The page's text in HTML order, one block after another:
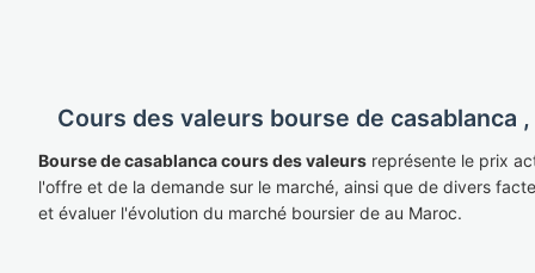
Cours des valeurs bourse de casablanca
Bourse de casablanca cours des valeurs représente le prix
l'offre et de la demande sur le marché, ainsi que de divers
et évaluer l'évolution du marché boursier de au Maroc.